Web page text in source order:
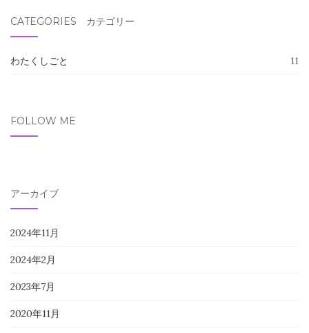
象:
CATEGORIES カテゴリー
わたくしごと 11
FOLLOW ME
アーカイブ
2024年11月
2024年2月
2023年7月
2020年11月